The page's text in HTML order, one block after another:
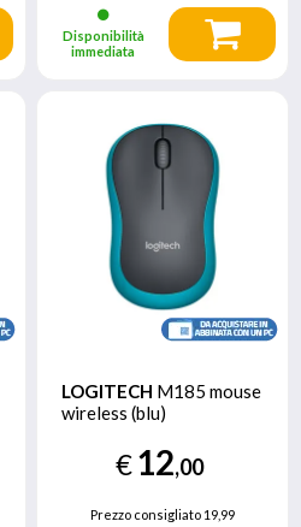
Disponibilità
immediata
LOGITECH M185 mouse
wireless (blu)
€12,00
Prezzo consigliato 19,99